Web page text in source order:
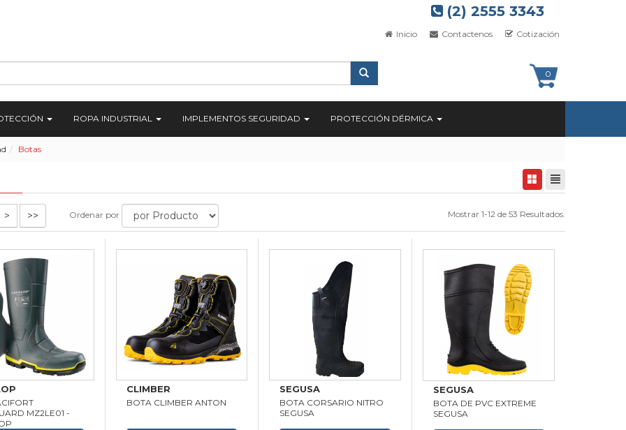
(2) 2555 3343
Inicio Contactenos Cotización
0
ROPA INDUSTRIAL IMPLEMENTOS SEGURIDAD PROTECCIÓN DÉRMICA
Botas
> >> Ordenar por Mostrar 1-12 de 53 Resultados.
MZ2LE01 -
CLIMBER
BOTA CLIMBER ANTON
SEGUSA
BOTA CORSARIO NITRO
SEGUSA
SEGUSA
BOTA DE PVC EXTREME
SEGUSA